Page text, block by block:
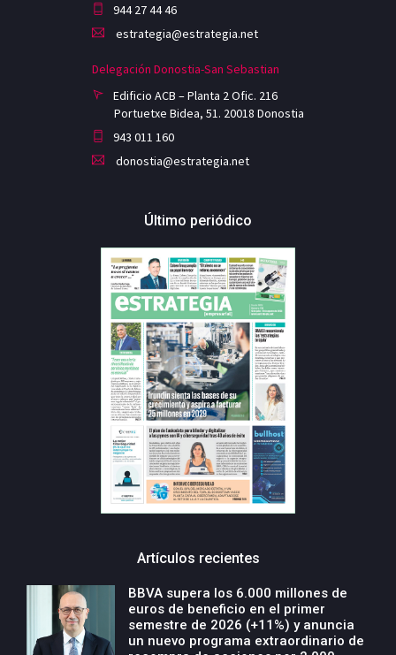
944 27 44 46
estrategia@estrategia.net
Delegación Donostia-San Sebastian
Edificio ACB – Planta 2 Ofic. 216
Portuetxe Bidea, 51. 20018 Donostia
943 011 160
donostia@estrategia.net
Último periódico
Artículos recientes
BBVA supera los 6.000 millones de
euros de beneficio en el primer
semestre de 2026 (+11%) y anuncia
un nuevo programa extraordinario de